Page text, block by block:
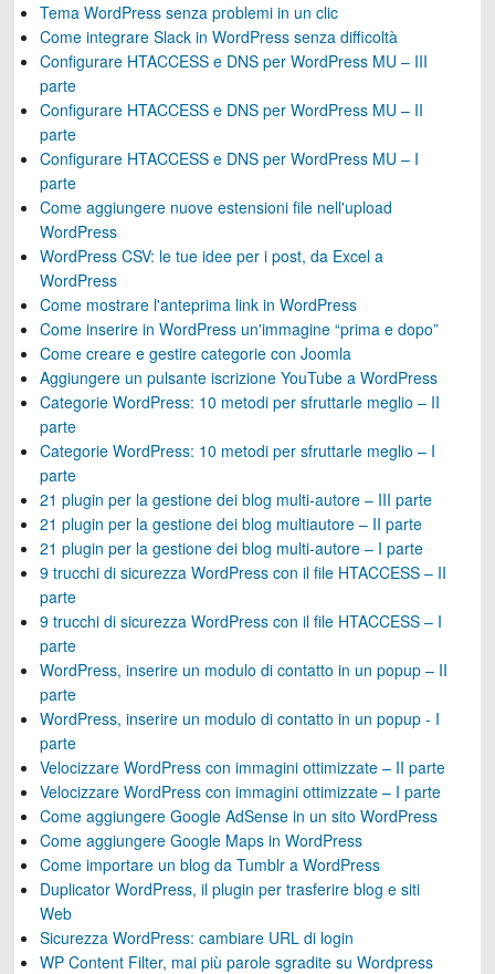
Tema WordPress senza problemi in un clic
Come integrare Slack in WordPress senza difficoltà
Configurare HTACCESS e DNS per WordPress MU – III
parte
Configurare HTACCESS e DNS per WordPress MU – II
parte
Configurare HTACCESS e DNS per WordPress MU – I
parte
Come aggiungere nuove estensioni file nell'upload
WordPress
WordPress CSV: le tue idee per i post, da Excel a
WordPress
Come mostrare l'anteprima link in WordPress
Come inserire in WordPress un'immagine “prima e dopo”
Come creare e gestire categorie con Joomla
Aggiungere un pulsante iscrizione YouTube a WordPress
Categorie WordPress: 10 metodi per sfruttarle meglio – II
parte
Categorie WordPress: 10 metodi per sfruttarle meglio – I
parte
21 plugin per la gestione dei blog multi-autore – III parte
21 plugin per la gestione dei blog multiautore – II parte
21 plugin per la gestione dei blog multi-autore – I parte
9 trucchi di sicurezza WordPress con il file HTACCESS – II
parte
9 trucchi di sicurezza WordPress con il file HTACCESS – I
parte
WordPress, inserire un modulo di contatto in un popup – II
parte
WordPress, inserire un modulo di contatto in un popup - I
parte
Velocizzare WordPress con immagini ottimizzate – II parte
Velocizzare WordPress con immagini ottimizzate – I parte
Come aggiungere Google AdSense in un sito WordPress
Come aggiungere Google Maps in WordPress
Come importare un blog da Tumblr a WordPress
Duplicator WordPress, il plugin per trasferire blog e siti
Web
Sicurezza WordPress: cambiare URL di login
WP Content Filter, mai più parole sgradite su Wordpress